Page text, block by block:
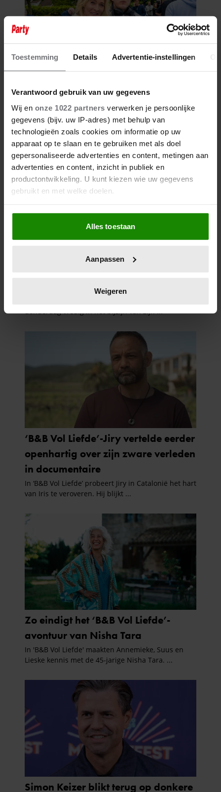
Toestemming Details Advertentie-instellingen
Verantwoord gebruik van uw gegevens
Wij en onze 1022 partners verwerken je persoonlijke
gegevens (bijv. uw IP-adres) met behulp van
technologieën zoals cookies om informatie op uw
apparaat op te slaan en te gebruiken met als doel
gepersonaliseerde advertenties en content, metingen aan
advertenties en content, inzicht in publiek en
productontwikkeling. U kunt kiezen wie uw gegevens
gebruikt en met welke doelen.
Als u het toestaat, willen we ook graag:
Informatie verzamelen over uw geografische
locatie, die tot een paar meter nauwkeurig kan zijn
scannen op specifieke eigenschappen (fingerprinting)
verwerkt en stel uw voorkeuren in het
intrekken in de Cookieverklaring.
We gebruiken cookies om content en advertenties te
personaliseren, om functies voor social media te bieden
en om ons websiteverkeer te analyseren. Ook delen we
informatie over uw gebruik van onze site met onze
partners voor social media, adverteren en analyse. Deze
partners kunnen deze gegevens combineren met andere
informatie die u aan ze heeft verstrekt of die ze hebben
verzameld op basis van uw gebruik van hun services. U
gebruiken.
Alles toestaan
Aanpassen
Weigeren